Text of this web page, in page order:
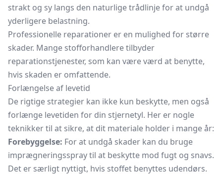
strakt og sy langs den naturlige trådlinje for at undgå
yderligere belastning.
Professionelle reparationer er en mulighed for større
skader. Mange stofforhandlere tilbyder
reparationstjenester, som kan være værd at benytte,
hvis skaden er omfattende.
Forlængelse af levetid
De rigtige strategier kan ikke kun beskytte, men også
forlænge levetiden for din stjernetyl. Her er nogle
teknikker til at sikre, at dit materiale holder i mange år:
Forebyggelse: For at undgå skader kan du bruge
imprægneringsspray til at beskytte mod fugt og snavs.
Det er særligt nyttigt, hvis stoffet benyttes udendørs.